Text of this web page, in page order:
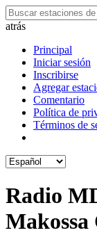
atrás
Principal
Iniciar sesión
Inscribirse
Agregar
Comentario
Política de
Términos de
Radio
Makossa